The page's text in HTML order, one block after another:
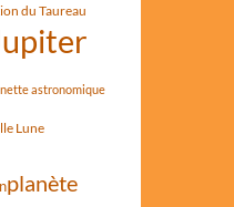
du Taureau
astronomique
Lune
planète